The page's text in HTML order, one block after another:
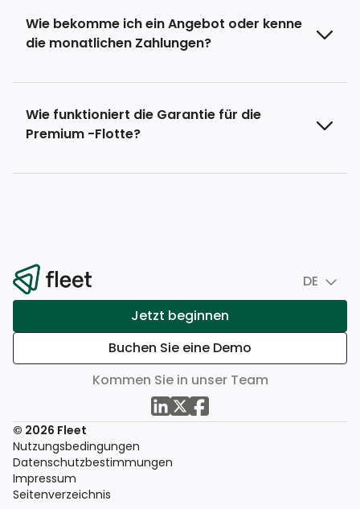
Wie bekomme ich ein Angebot oder kenne
die monatlichen Zahlungen?
Wie funktioniert die Garantie für die
Premium -Flotte?
DE
Jetzt beginnen
Buchen Sie eine Demo
Kommen Sie in unser Team
© 2026 Fleet
Nutzungsbedingungen
Datenschutzbestimmungen
Impressum
Seitenverzeichnis